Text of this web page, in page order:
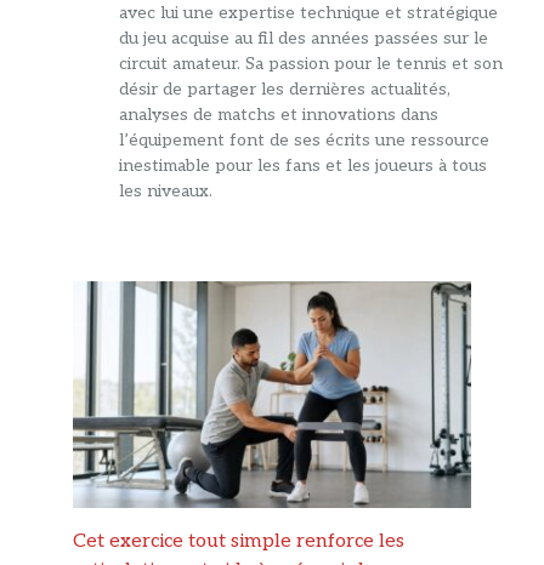
avec lui une expertise technique et stratégique
du jeu acquise au fil des années passées sur le
circuit amateur. Sa passion pour le tennis et son
désir de partager les dernières actualités,
analyses de matchs et innovations dans
l’équipement font de ses écrits une ressource
inestimable pour les fans et les joueurs à tous
les niveaux.
Cet exercice tout simple renforce les